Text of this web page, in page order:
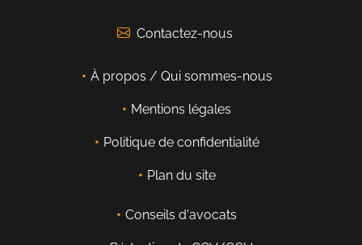
Contactez-nous
À propos / Qui sommes-nous
Mentions légales
Politique de confidentialité
Plan du site
Conseils d'avocats